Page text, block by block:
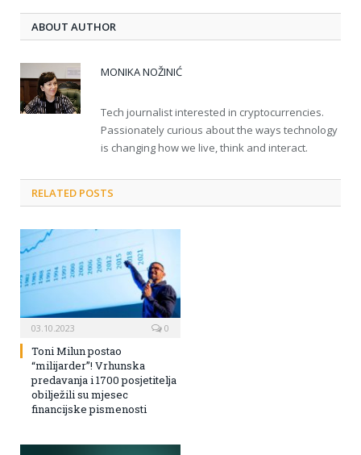
ABOUT AUTHOR
MONIKA NOŽINIĆ
Tech journalist interested in cryptocurrencies.
Passionately curious about the ways technology
is changing how we live, think and interact.
RELATED POSTS
03.10.2023 0
Toni Milun postao
“milijarder”! Vrhunska
predavanja i 1700 posjetitelja
obilježili su mjesec
financijske pismenosti